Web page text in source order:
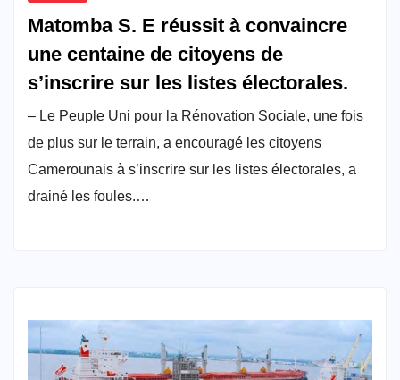
Matomba S. E réussit à convaincre
une centaine de citoyens de
s’inscrire sur les listes électorales.
– Le Peuple Uni pour la Rénovation Sociale, une fois
de plus sur le terrain, a encouragé les citoyens
Camerounais à s’inscrire sur les listes électorales, a
drainé les foules.…